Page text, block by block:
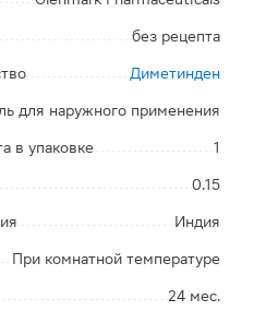
без рецепта
Диметинден
для наружного применения
в упаковке 1
0.15
Индия
При комнатной температуре
24 мес.